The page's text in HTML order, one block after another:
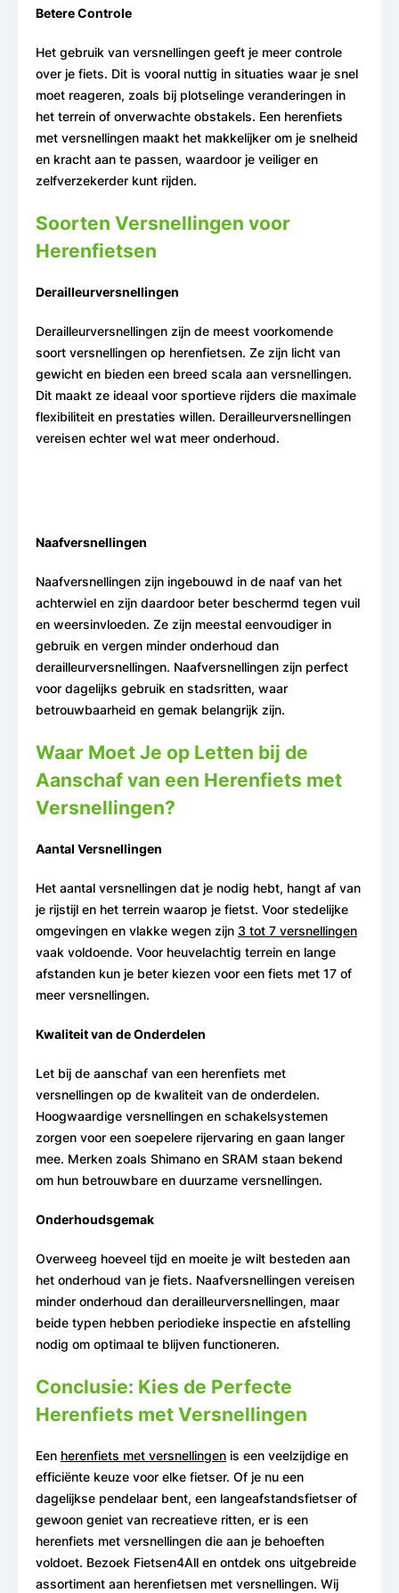
Betere Controle
Het gebruik van versnellingen geeft je meer controle
over je fiets. Dit is vooral nuttig in situaties waar je snel
moet reageren, zoals bij plotselinge veranderingen in
het terrein of onverwachte obstakels. Een herenfiets
met versnellingen maakt het makkelijker om je snelheid
en kracht aan te passen, waardoor je veiliger en
zelfverzekerder kunt rijden.
Soorten Versnellingen voor
Herenfietsen
Derailleurversnellingen
Derailleurversnellingen zijn de meest voorkomende
soort versnellingen op herenfietsen. Ze zijn licht van
gewicht en bieden een breed scala aan versnellingen.
Dit maakt ze ideaal voor sportieve rijders die maximale
flexibiliteit en prestaties willen. Derailleurversnellingen
vereisen echter wel wat meer onderhoud.
Naafversnellingen
Naafversnellingen zijn ingebouwd in de naaf van het
achterwiel en zijn daardoor beter beschermd tegen vuil
en weersinvloeden. Ze zijn meestal eenvoudiger in
gebruik en vergen minder onderhoud dan
derailleurversnellingen. Naafversnellingen zijn perfect
voor dagelijks gebruik en stadsritten, waar
betrouwbaarheid en gemak belangrijk zijn.
Waar Moet Je op Letten bij de
Aanschaf van een Herenfiets met
Versnellingen?
Aantal Versnellingen
Het aantal versnellingen dat je nodig hebt, hangt af van
je rijstijl en het terrein waarop je fietst. Voor stedelijke
omgevingen en vlakke wegen zijn 3 tot 7 versnellingen
vaak voldoende. Voor heuvelachtig terrein en lange
afstanden kun je beter kiezen voor een fiets met 17 of
meer versnellingen.
Kwaliteit van de Onderdelen
Let bij de aanschaf van een herenfiets met
versnellingen op de kwaliteit van de onderdelen.
Hoogwaardige versnellingen en schakelsystemen
zorgen voor een soepelere rijervaring en gaan langer
mee. Merken zoals Shimano en SRAM staan bekend
om hun betrouwbare en duurzame versnellingen.
Onderhoudsgemak
Overweeg hoeveel tijd en moeite je wilt besteden aan
het onderhoud van je fiets. Naafversnellingen vereisen
minder onderhoud dan derailleurversnellingen, maar
beide typen hebben periodieke inspectie en afstelling
nodig om optimaal te blijven functioneren.
Conclusie: Kies de Perfecte
Herenfiets met Versnellingen
Een herenfiets met versnellingen is een veelzijdige en
efficiënte keuze voor elke fietser. Of je nu een
dagelijkse pendelaar bent, een langeafstandsfietser of
gewoon geniet van recreatieve ritten, er is een
herenfiets met versnellingen die aan je behoeften
voldoet. Bezoek Fietsen4All en ontdek ons uitgebreide
assortiment aan herenfietsen met versnellingen. Wij